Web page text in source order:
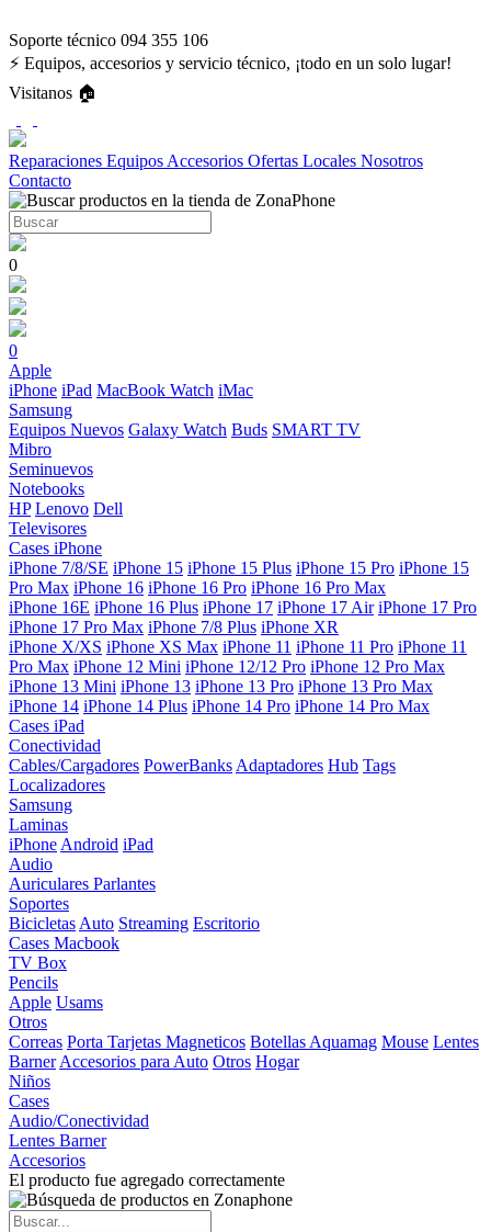
Soporte técnico 094 355 106
⚡ Equipos, accesorios y servicio técnico, ¡todo en un solo lugar!
Visitanos 🏠
Reparaciones Equipos Accesorios Ofertas Locales Nosotros
Contacto
0
0
Apple
iPhone iPad MacBook Watch iMac
Samsung
Equipos Nuevos Galaxy Watch Buds SMART TV
Mibro
Seminuevos
Notebooks
HP Lenovo Dell
Televisores
Cases iPhone
iPhone 7/8/SE iPhone 15 iPhone 15 Plus iPhone 15 Pro iPhone 15
Pro Max iPhone 16 iPhone 16 Pro iPhone 16 Pro Max
iPhone 16E iPhone 16 Plus iPhone 17 iPhone 17 Air iPhone 17 Pro
iPhone 17 Pro Max iPhone 7/8 Plus iPhone XR
iPhone X/XS iPhone XS Max iPhone 11 iPhone 11 Pro iPhone 11
Pro Max iPhone 12 Mini iPhone 12/12 Pro iPhone 12 Pro Max
iPhone 13 Mini iPhone 13 iPhone 13 Pro iPhone 13 Pro Max
iPhone 14 iPhone 14 Plus iPhone 14 Pro iPhone 14 Pro Max
Cases iPad
Conectividad
Cables/Cargadores PowerBanks Adaptadores Hub Tags
Localizadores
Samsung
Laminas
iPhone Android iPad
Audio
Auriculares Parlantes
Soportes
Bicicletas Auto Streaming Escritorio
Cases Macbook
TV Box
Pencils
Apple Usams
Otros
Correas Porta Tarjetas Magneticos Botellas Aquamag Mouse Lentes
Barner Accesorios para Auto Otros Hogar
Niños
Cases
Audio/Conectividad
Lentes Barner
Accesorios
El producto fue agregado correctamente